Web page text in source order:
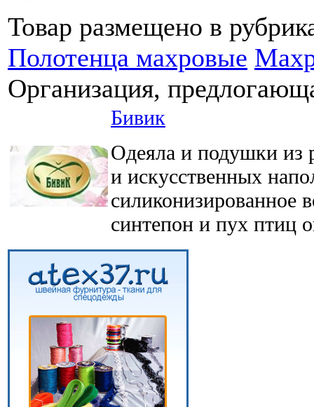
Товар размещено в
Полотенца махровые
Организация,
Бивик
Одеяла и подушки из
и искусственных
силиконизированное
синтепон и пух птиц